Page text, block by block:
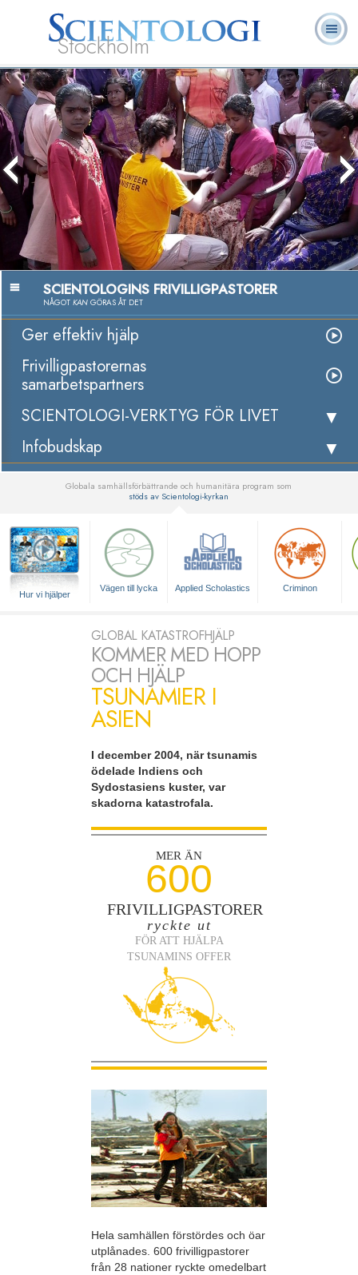
Stockholm
L. Ron
Hubbard
Vad är
Scientologi?
Frivilligpastorer
Ofta ställda
frågor
Böcker
Passion för att
Titta på
SCIENTOLOGINS FRIVILLIGPASTORER
NÅGOT KAN GÖRAS ÅT DET
Ger effektiv hjälp
Frivilligpastorernas
samarbetspartners
SCIENTOLOGI-VERKTYG FÖR LIVET
Infobudskap
Globala samhällsförbättrande och humanitära program som
stöds av Scientologi-kyrkan
Hur vi hjälper
Vägen till lycka Applied Scholastics Criminon
GLOBAL KATASTROFHJÄLP
KOMMER MED HOPP
OCH HJÄLP
TSUNAMIER I
ASIEN
I december 2004, när tsunamis
ödelade Indiens och
Sydostasiens kuster, var
skadorna katastrofala.
MER ÄN
600
FRIVILLIGPASTORER
ryckte ut
FÖR ATT HJÄLPA
TSUNAMINS OFFER
Hela samhällen förstördes och öar
utplånades. 600 frivilligpastorer
från 28 nationer ryckte omedelbart